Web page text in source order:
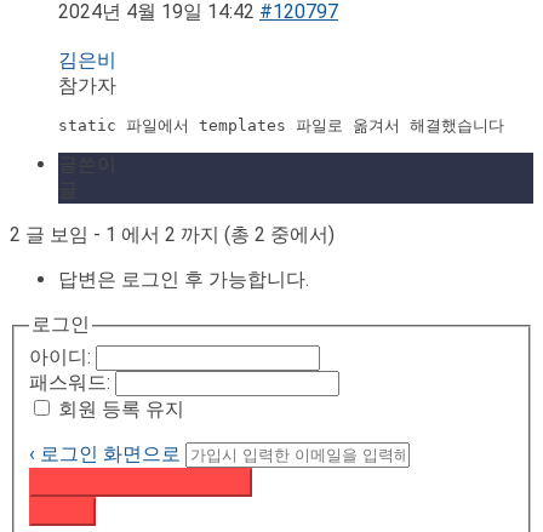
2024년 4월 19일 14:42 #120797
김은비
참가자
static 파일에서 templates 파일로 옮겨서 해결했습니다
2 글 보임 - 1 에서 2 까지 (총 2 중에서)
답변은 로그인 후 가능합니다.
로그인
아이디:
패스워드:
회원 등록 유지
‹ 로그인 화면으로